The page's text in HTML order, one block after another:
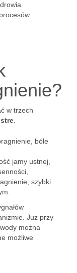
w trzech
bóle
jamy ustnej,
szybki
Już przy
można
możliwe